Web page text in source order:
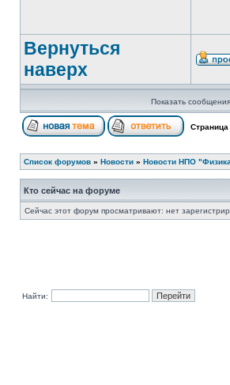
Вернуться
наверх
Показать
Страница
Список форумов » Новости » Новости НПО
Кто сейчас на форуме
Сейчас этот форум просматривают: нет
Найти: